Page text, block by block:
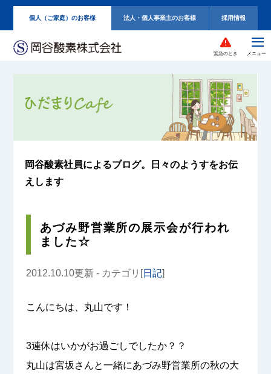
個人（ご家庭）のお客様 法人・個人事業主のお客様 採用情報
緊急のとき
岡谷酸素社員によるブログ。
日々のようすをお伝
えします
あづみ野営業所の展示会が行われ
ました☆
2012.10.10更新 - カテゴリ[日記]
こんにちは、丸山です！
3連休はいかがお過ごしでしたか？？
丸山は宮坂さんと一緒にあづみ野営業所の秋の大